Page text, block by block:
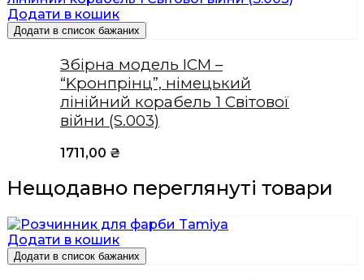
Додати в кошик
Додати в список бажаних
Збірна модель ICM –
“Kронпрінц”, німецький
лінійний корабель 1 Світової
війни (S.003)
1711,00 ₴
Нещодавно переглянуті товари
Додати в кошик
Додати в список бажаних